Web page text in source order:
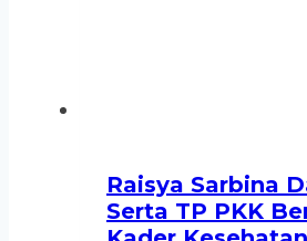
Raisya Sarbina
Serta TP PKK